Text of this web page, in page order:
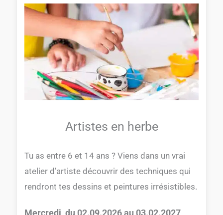
Artistes en herbe
Tu as entre 6 et 14 ans ? Viens dans un vrai
atelier d’artiste découvrir des techniques qui
rendront tes dessins et peintures irrésistibles.
Mercredi, du 02.09.2026 au 03.02.2027